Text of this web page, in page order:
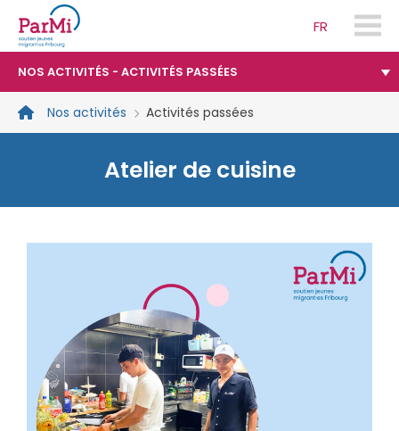
FR
parmi-
fribourg.ch
NOS ACTIVITÉS - ACTIVITÉS PASSÉES
Nos activités Activités passées
Atelier de cuisine